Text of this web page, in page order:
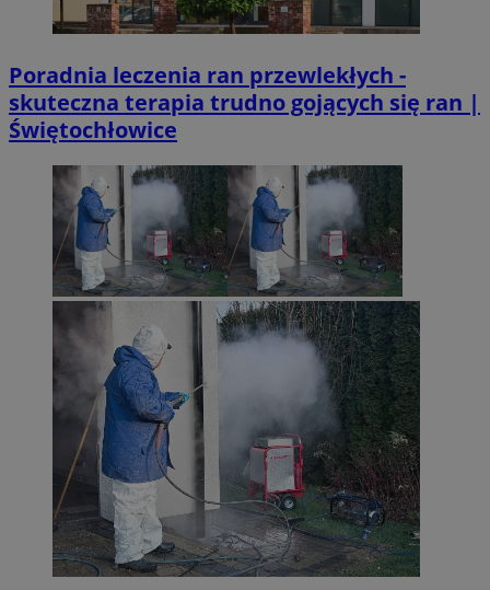
Poradnia leczenia ran przewlekłych -
skuteczna terapia trudno gojących się ran |
Świętochłowice